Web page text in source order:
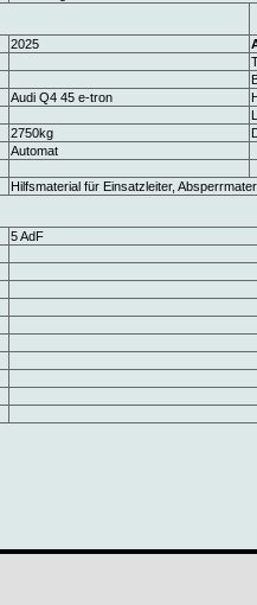
2025
Audi Q4 45 e-tron
2750kg
Automat
Hilfsmaterial für Einsatzleiter,
5 AdF